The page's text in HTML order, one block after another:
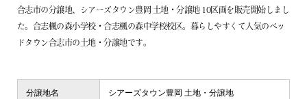
建売情報
合志市の分譲地、シアーズタウン豊岡 土地・分譲地 10区画を販売開始しまし
た。合志楓の森小学校・合志楓の森中学校校区。暮らしやすくて人気のベッ
ドタウン合志市の土地・分譲地です。
分譲地名 シアーズタウン豊岡 土地・分譲地